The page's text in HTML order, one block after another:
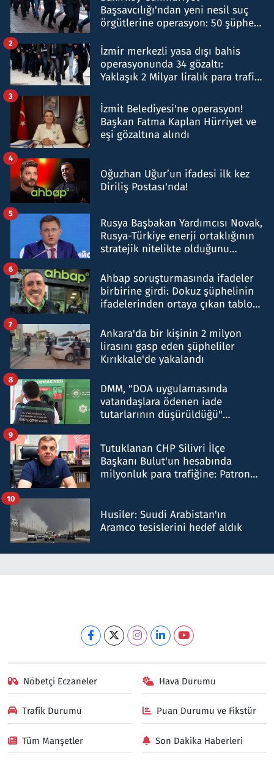
Başsavcılığı'ndan yeni nesil suç
örgütlerine operasyon: 50 şüpheli
İzmir merkezli yasa dışı bahis
operasyonunda 34 gözaltı:
Yaklaşık 2 Milyar liralık para trafiği
2
İzmit Belediyesi'ne operasyon!
Başkan Fatma Kaplan Hürriyet ve
eşi gözaltına alındı
3
Oğuzhan Uğur’un ifadesi ilk kez
Diriliş Postası'nda!
4
Rusya Başbakan Yardımcısı Novak,
Rusya-Türkiye enerji ortaklığının
stratejik nitelikte olduğunu
5
Ahbap soruşturmasında ifadeler
birbirine girdi: Dokuz şüphelinin
ifadelerinden ortaya çıkan tablo
6
Ankara'da bir kişinin 2 milyon
lirasını gasp eden şüpheliler
Kırıkkale'de yakalandı
7
DMM, "DOA uygulamasında
vatandaşlara ödenen iade
tutarlarının düşürüldüğü"
8
Tutuklanan CHP Silivri İlçe
Başkanı Bulut'un hesabında
milyonluk para trafiğine: Patron
9
Husiler: Suudi Arabistan'ın
Aramco tesislerini hedef aldık
10
Nöbetçi Eczaneler Hava Durumu
Trafik Durumu Puan Durumu ve Fikstür
Tüm Manşetler Son Dakika Haberleri